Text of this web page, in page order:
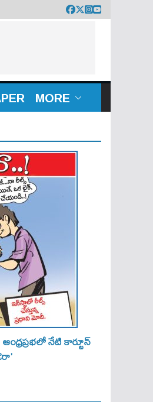
MORE
ఆంధ్రప్రభలో నేటి కార్టూన్